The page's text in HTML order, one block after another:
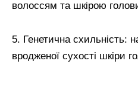
волоссям та шкірою
5. Генетична схильність:
вродженої сухості шкіри